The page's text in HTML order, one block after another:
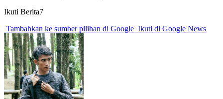
Ikuti Berita7
Tambahkan ke sumber pilihan di Google Ikuti di Google News